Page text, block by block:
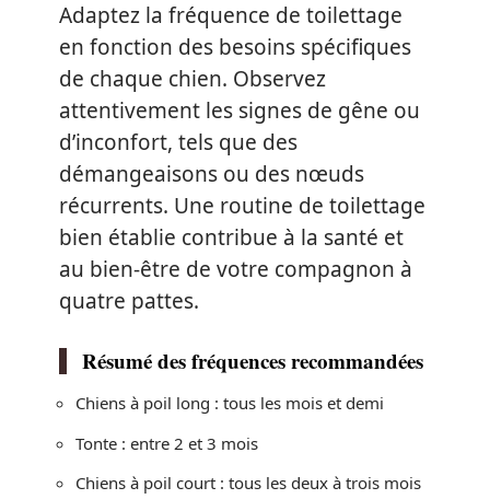
Adaptez la fréquence de toilettage
en fonction des besoins spécifiques
de chaque chien. Observez
attentivement les signes de gêne ou
d’inconfort, tels que des
démangeaisons ou des nœuds
récurrents. Une routine de toilettage
bien établie contribue à la santé et
au bien-être de votre compagnon à
quatre pattes.
Résumé des fréquences recommandées
Chiens à poil long : tous les mois et demi
Tonte : entre 2 et 3 mois
Chiens à poil court : tous les deux à trois mois